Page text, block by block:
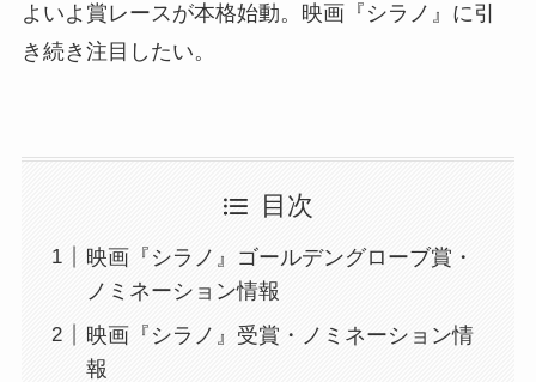
よいよ賞レースが本格始動。映画『シラノ』に引
き続き注目したい。
目次
映画『シラノ』ゴールデングローブ賞・
ノミネーション情報
映画『シラノ』受賞・ノミネーション情
報